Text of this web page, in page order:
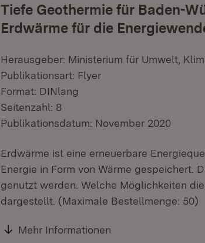
Tiefe Geothermie für Baden-
Erdwärme für die
Herausgeber: Ministerium für Umwelt,
Publikationsart: Flyer
Format: DINlang
Seitenzahl: 8
Publikationsdatum: November 2020
Erdwärme ist eine erneuerbare
Energie in Form von Wärme gespeichert.
genutzt werden. Welche Möglichkeiten
dargestellt. (Maximale Bestellmenge: 50)
Mehr Informationen